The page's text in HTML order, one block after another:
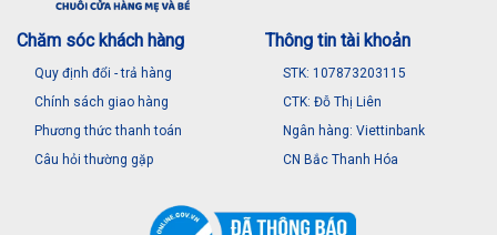
Chăm sóc khách hàng
Quy định đổi - trả hàng
Chính sách giao hàng
Phương thức thanh toán
Câu hỏi thường gặp
Thông tin tài khoản
STK: 107873203115
CTK: Đỗ Thị Liên
Ngân hàng: Viettinbank
CN Bắc Thanh Hóa